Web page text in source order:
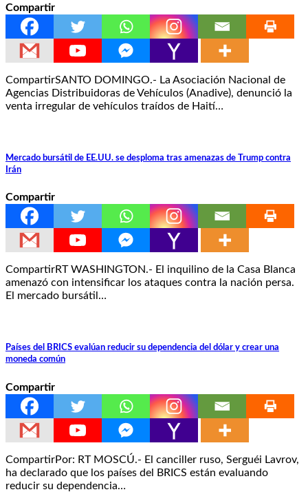
Compartir
CompartirSANTO DOMINGO.- La Asociación Nacional de
Agencias Distribuidoras de Vehículos (Anadive), denunció la
venta irregular de vehículos traídos de Haití…
Mercado bursátil de EE.UU. se desploma tras amenazas de Trump contra
Irán
Compartir
CompartirRT WASHINGTON.- El inquilino de la Casa Blanca
amenazó con intensificar los ataques contra la nación persa.
El mercado bursátil…
Países del BRICS evalúan reducir su dependencia del dólar y crear una
moneda común
Compartir
CompartirPor: RT MOSCÚ.- El canciller ruso, Serguéi Lavrov,
ha declarado que los países del BRICS están evaluando
reducir su dependencia…